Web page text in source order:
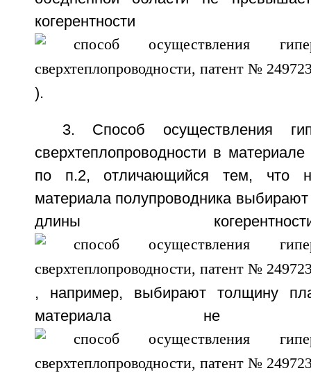
).
3. Способ осуществления
сверхтеплопроводности в
по п.2, отличающийся тем, что
материала полупроводника
длины
, например, выбирают толщину
материала не